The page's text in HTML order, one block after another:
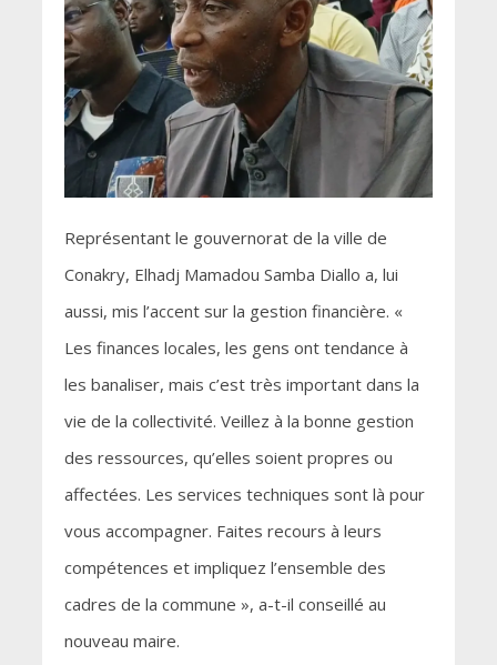
Représentant le gouvernorat de la ville de
Conakry, Elhadj Mamadou Samba Diallo a, lui
aussi, mis l’accent sur la gestion financière. «
Les finances locales, les gens ont tendance à
les banaliser, mais c’est très important dans la
vie de la collectivité. Veillez à la bonne gestion
des ressources, qu’elles soient propres ou
affectées. Les services techniques sont là pour
vous accompagner. Faites recours à leurs
compétences et impliquez l’ensemble des
cadres de la commune », a-t-il conseillé au
nouveau maire.